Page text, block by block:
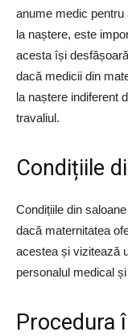
anume medic
la naștere, este
acesta își
dacă medicii din
la naștere indiferent
travaliul.
Condițiile
Condițiile din
dacă maternitatea
acestea și vizitează
personalul medical
Procedura